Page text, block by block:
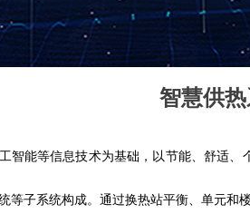
智慧供
智能等信息技术为基础，以节能、舒适
子系统构成。通过换热站平衡、单元